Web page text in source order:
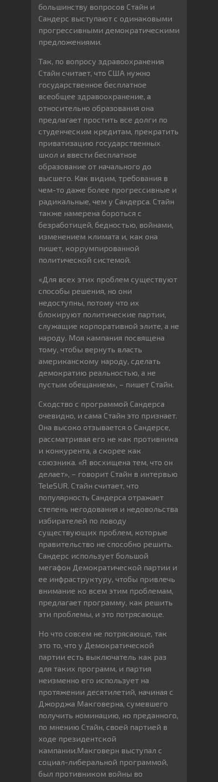
большинству вопросов Стайн и
Сандерс выступают с одинаковыми
прогрессивными демократическими
предложениями.
Так, по вопросу здравоохранения
Стайн считает, что США нужно
государственное бесплатное
всеобщее здравоохранение, а
относительно образования она
предлагает простить все долги по
студенческим кредитам, прекратить
приватизацию государственных
школ и ввести бесплатное
образование от начального до
высшего. Как видим, требования в
чем-то даже более прогрессивные и
радикальные, чем у Сандерса. Стайн
также намерена бороться с
безработицей, бедностью, войнами,
изменением климата и, как она
пишет, коррумпированной
политической системой.
«Для всех этих проблем существуют
способы решения, но они
недоступны, потому что их
блокируют политические партии,
служащие корпоративной элите, а не
народу. Моя кампания посвящена
тому, чтобы вернуть власть
американскому народу, сделать
демократию реальностью, а не
пустым обещанием», – пишет Стайн.
Сходство с программой Сандерса
очевидно, и сама Стайн это признает.
Она высоко отзывается о Сандерсе,
рассматривая его не как противника
и конкурента, а скорее как
союзника. «Я восхищена тем, что он
делает», – говорит Стайн в интервью
TeleSUR. Стайн считает, что
популярность Сандерса отражает
степень негодования и недовольства
избирателей по поводу
существующих проблем, которые
правительство не способно решить.
Сандерс использует большой
мегафон Демократической партии и
ее инфраструктуру, чтобы привлечь
внимание ко всем этим проблемам,
предлагает программу, как решить
эти проблемы, и это потрясающе.
Но что совсем не потрясающе, так
это то, что у Демократической
партии есть выключатель как раз
для таких программ, и партия
неизменно его использует на
протяжении десятилетий, начиная с
Джорджа Макговерна, сумевшего
получить номинацию, но преданного,
по мнению Стайн, своей партией в
ходе президентской
кампании.Макговерн выступал с
социал-либеральной программой,
был противником войны во